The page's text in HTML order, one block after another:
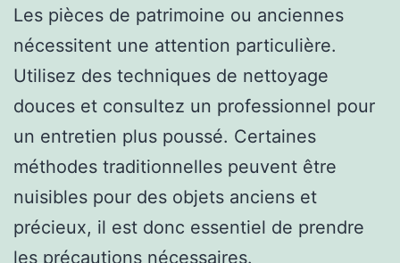
Les pièces de patrimoine ou anciennes
nécessitent une attention particulière.
Utilisez des techniques de nettoyage
douces et consultez un professionnel pour
un entretien plus poussé. Certaines
méthodes traditionnelles peuvent être
nuisibles pour des objets anciens et
précieux, il est donc essentiel de prendre
les précautions nécessaires.